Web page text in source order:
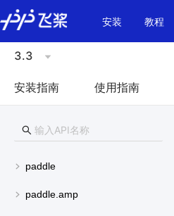
\u200E
安装
教程
3.3
安装指南 使用指南
paddle
paddle.amp